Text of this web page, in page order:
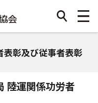
彰及び従事者表彰
陸運関係功労者